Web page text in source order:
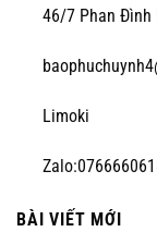
46/7 Phan Đình
Limoki
BÀI VIẾT MỚI